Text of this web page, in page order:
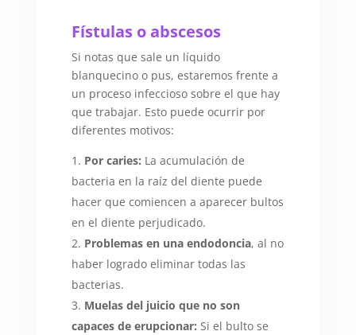
Fístulas o abscesos
Si notas que sale un líquido
blanquecino o pus, estaremos frente a
un proceso infeccioso sobre el que hay
que trabajar. Esto puede ocurrir por
diferentes motivos:
Por caries: La acumulación de
bacteria en la raíz del diente puede
hacer que comiencen a aparecer bultos
en el diente perjudicado.
Problemas en una endodoncia, al no
haber logrado eliminar todas las
bacterias.
Muelas del juicio que no son
capaces de erupcionar: Si el bulto se